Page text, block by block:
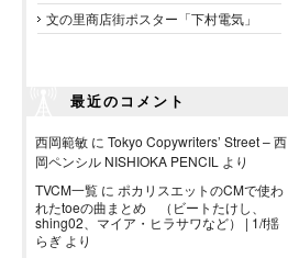
文の里商店街ポスター「下村電気」
最近のコメント
西岡範敏 に Tokyo Copywriters’ Street – 西
岡ペンシル NISHIOKA PENCIL より
TVCM一覧 に ポカリスエットのCMで使わ
れたtoeの曲まとめ （ビートたけし、
shing02、マイア・ヒラサワなど） | 1/f揺
らぎ より